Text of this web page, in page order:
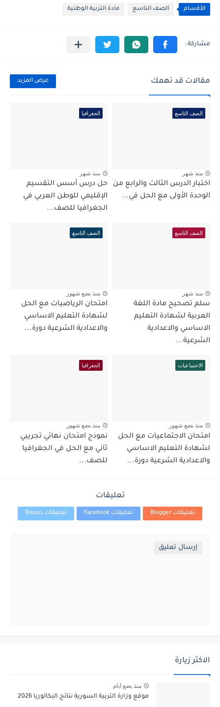
الأقسام الصف التاسع مادة التربية الوطنية
مقالات قد تهمك عرض المزيد
الصف التاسع
منذ شهر
اختبار الدرس الثالث والرابع من
الوحدة الأولى مع الحل في...
الجغرافيا
منذ شهر
حل درس أسس التقسيم
الإقليمي للوطن العربي في
الجغرافيا للصف...
الصف التاسع
منذ شهر
سلم تصحيح مادة اللغة
العربية لشهادة التعليم
الاساسي والاعدادية
الشرعية...
الصف التاسع
منذ بضع شهور
امتحان الرياضيات مع الحل
لشهادة التعليم الاساسي
والاعدادية الشرعية دورة...
الاجتماعيات
منذ بضع شهور
امتحان الاجتماعيات مع الحل
لشهادة التعليم الاساسي
والاعدادية الشرعية دورة...
الجغرافيا
منذ بضع شهور
نموذج امتحان نهائي تجريبي
ثاني مع الحل في الجغرافيا
للصف...
تعليقات
تعليقات Blogger تعليقات Facebook تعليقات Disqus
إرسال تعليق
الاكثر زيارة
منذ بضع ايام
موقع وزارة التربية السورية نتائج البكالوريا 2026